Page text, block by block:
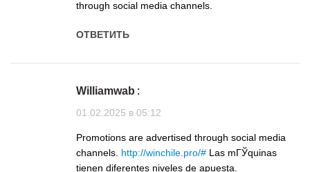
through social media channels.
ОТВЕТИТЬ
Williamwab :
01.02.2025 в 05:12
Promotions are advertised through social media
channels. http://winchile.pro/# Las mГЎquinas
tienen diferentes niveles de apuesta.